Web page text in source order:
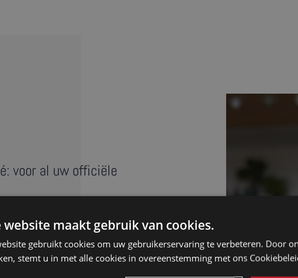
voor al uw officiële
Bété? Met een beëdigde
in een vreemde taal. Ons
van erkende beëdigde vertalers.
bewijsstukken in
website maakt gebruik van cookies.
gebruikt cookies om uw gebruikerservaring te verbeteren. Door
stemt u in met alle cookies in overeenstemming met ons